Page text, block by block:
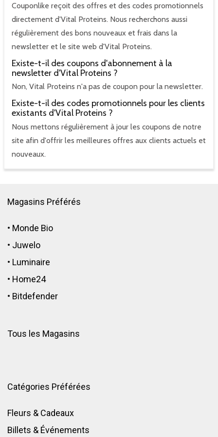
Couponlike reçoit des offres et des codes promotionnels
directement d'Vital Proteins. Nous recherchons aussi
régulièrement des bons nouveaux et frais dans la
newsletter et le site web d'Vital Proteins.
Existe-t-il des coupons d'abonnement à la
newsletter d'Vital Proteins ?
Non, Vital Proteins n'a pas de coupon pour la newsletter.
Existe-t-il des codes promotionnels pour les clients
existants d'Vital Proteins ?
Nous mettons régulièrement à jour les coupons de notre
site afin d'offrir les meilleures offres aux clients actuels et
nouveaux.
Magasins Préférés
• Monde Bio
• Juwelo
• Luminaire
• Home24
• Bitdefender
Tous les Magasins
Catégories Préférées
Fleurs & Cadeaux
Billets & Événements